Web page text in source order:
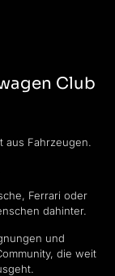
Club
aus Fahrzeugen.
Ferrari oder
dahinter.
und
die weit